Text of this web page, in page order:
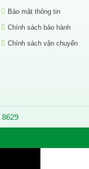
Bảo mật thông tin
Chính sách bảo hành
Chính sách vận chuyển
8629